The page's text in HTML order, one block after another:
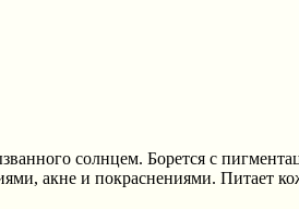
солнцем. Борется с
акне и покраснениями. Питает